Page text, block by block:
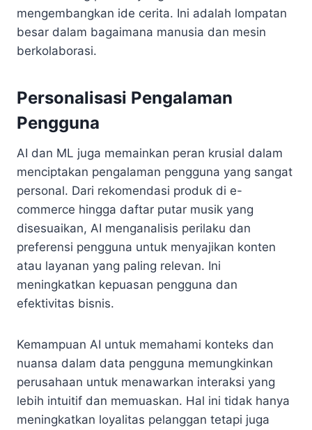
mengembangkan ide cerita. Ini adalah lompatan
besar dalam bagaimana manusia dan mesin
berkolaborasi.
Personalisasi Pengalaman
Pengguna
AI dan ML juga memainkan peran krusial dalam
menciptakan pengalaman pengguna yang sangat
personal. Dari rekomendasi produk di e-
commerce hingga daftar putar musik yang
disesuaikan, AI menganalisis perilaku dan
preferensi pengguna untuk menyajikan konten
atau layanan yang paling relevan. Ini
meningkatkan kepuasan pengguna dan
efektivitas bisnis.
Kemampuan AI untuk memahami konteks dan
nuansa dalam data pengguna memungkinkan
perusahaan untuk menawarkan interaksi yang
lebih intuitif dan memuaskan. Hal ini tidak hanya
meningkatkan loyalitas pelanggan tetapi juga